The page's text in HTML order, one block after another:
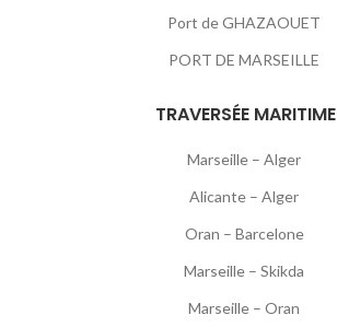
Port de GHAZAOUET
PORT DE MARSEILLE
TRAVERSÉE MARITIME
Marseille – Alger
Alicante – Alger
Oran – Barcelone
Marseille – Skikda
Marseille – Oran